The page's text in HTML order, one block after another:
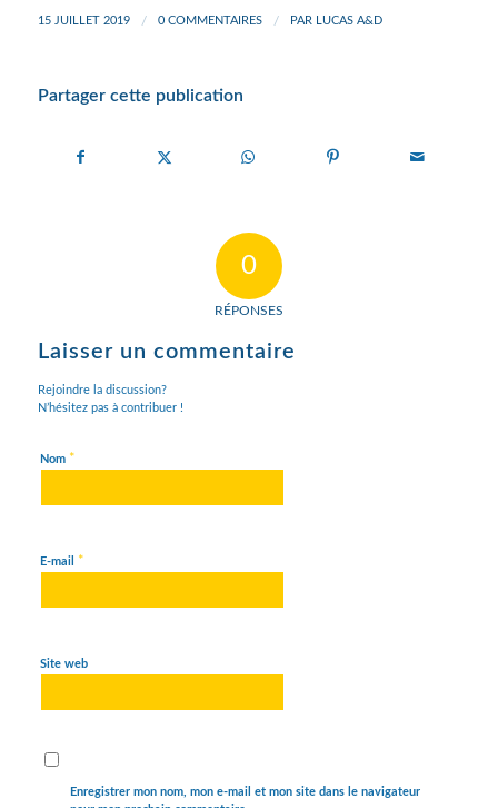
15 JUILLET 2019 / 0 COMMENTAIRES / PAR LUCAS A&D
Partager cette publication
0
RÉPONSES
Laisser un commentaire
Rejoindre la discussion?
N’hésitez pas à contribuer !
Nom *
E-mail *
Site web
Enregistrer mon nom, mon e-mail et mon site dans le navigateur